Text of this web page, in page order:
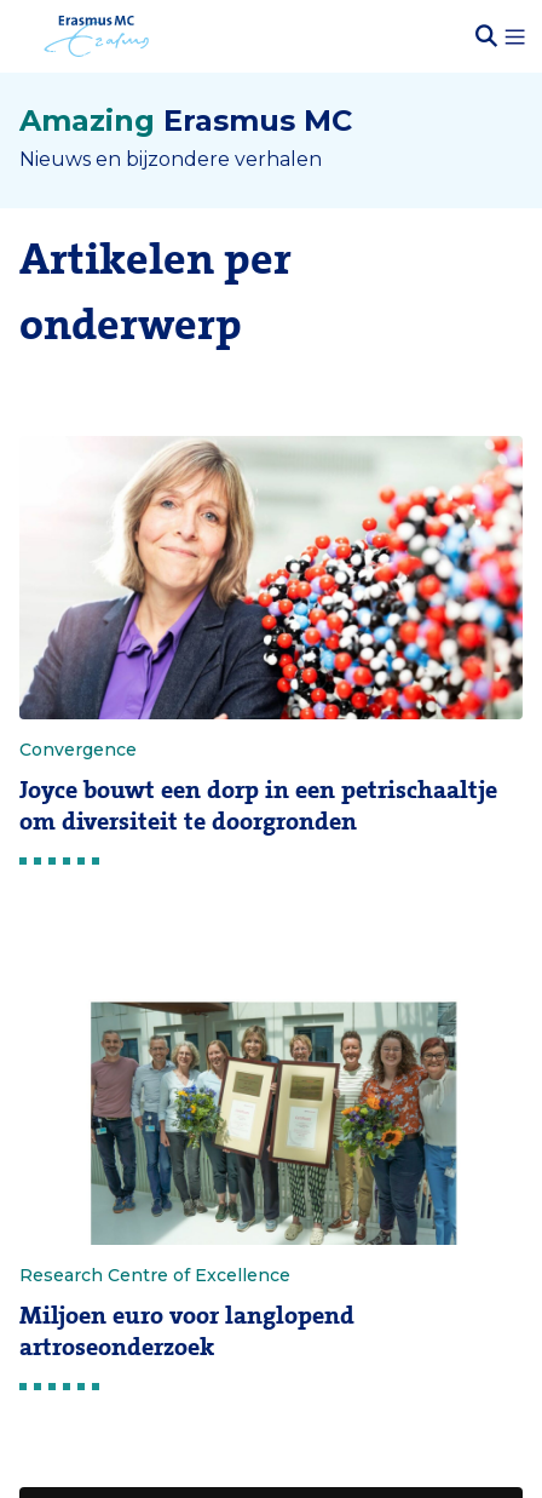
Amazing Erasmus MC
Nieuws en bijzondere verhalen
Artikelen per
onderwerp
Convergence
Joyce bouwt een dorp in een petrischaaltje
om diversiteit te doorgronden
Research Centre of Excellence
Miljoen euro voor langlopend
artroseonderzoek